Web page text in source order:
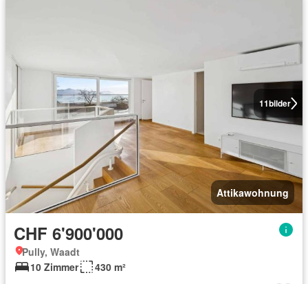
11bilder
Attikawohnung
CHF 6'900'000
Pully, Waadt
10 Zimmer
430 m²